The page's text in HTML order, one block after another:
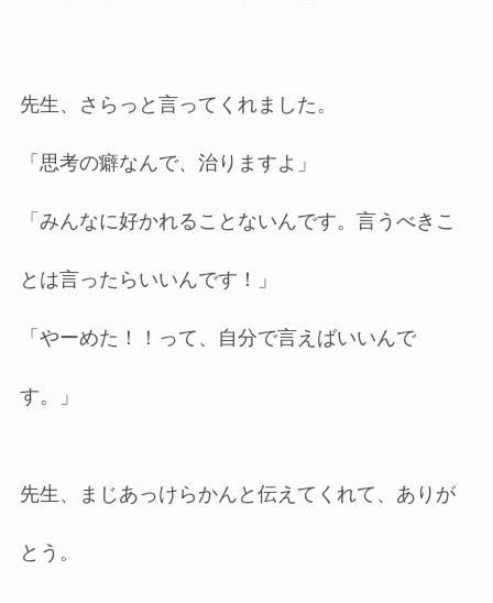
先生、さらっと言ってくれました。
「思考の癖なんで、治りますよ」
「みんなに好かれることないんです。言うべきこ
とは言ったらいいんです！」
「やーめた！！って、自分で言えばいいんで
す。」
先生、まじあっけらかんと伝えてくれて、ありが
とう。